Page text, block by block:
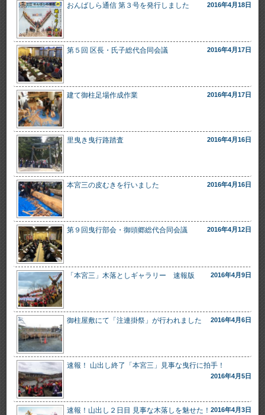
おんばしら通信 第３号を発行しました 2016年4月18日
第５回 区長・氏子総代合同会議 2016年4月17日
建て御柱足場作成作業 2016年4月17日
里曳き曳行路踏査 2016年4月16日
本宮三の皮むきを行いました 2016年4月16日
第９回曳行部会・御頭郷総代合同会議 2016年4月12日
「本宮三」木落としギャラリー 速報版 2016年4月9日
御柱屋敷にて「注連掛祭」が行われました 2016年4月6日
速報！ 山出し終了「本宮三」見事な曳行に拍手！
2016年4月5日
速報！山出し２日目 見事な木落しを魅せた！ 2016年4月3日